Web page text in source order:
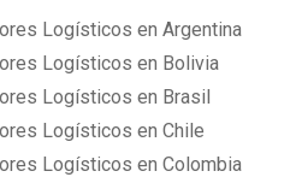
Logísticos en Argentina
Logísticos en Bolivia
Logísticos en Brasil
Logísticos en Chile
Logísticos en Colombia